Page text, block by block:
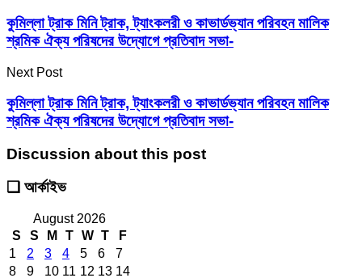
কুমিল্লা ট্রাক মিনি ট্রাক, ট্যাংকলরী ও কাভার্ডভ্যান পরিবহন মালিক
শ্রমিক ঐক্য পরিষদের উদ্যোগে প্রতিবাদ সভা-
Next Post
কুমিল্লা ট্রাক মিনি ট্রাক, ট্যাংকলরী ও কাভার্ডভ্যান পরিবহন মালিক
শ্রমিক ঐক্য পরিষদের উদ্যোগে প্রতিবাদ সভা-
Discussion about this post
❑ আর্কাইভ
August 2026
S
S M T W T
F
1
2 3 4 5 6
7
8
9 10 11 12 13 14